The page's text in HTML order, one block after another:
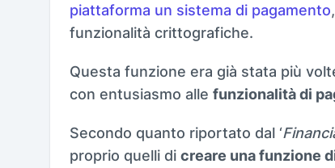
piattaforma un sistema di pagamento
funzionalità crittografiche.
Questa funzione era già stata più
con entusiasmo alle funzionalità di
Secondo quanto riportato dal ‘
proprio quelli di creare una funzione